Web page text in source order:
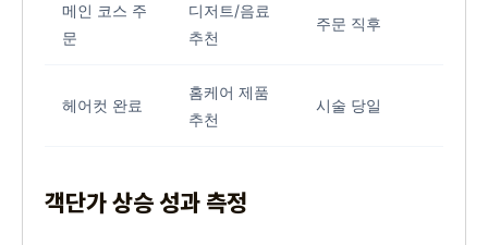
메인 코스 주
문
디저트/음료
추천
주문 직후
헤어컷 완료
홈케어 제품
추천
시술 당일
객단가 상승 성과 측정